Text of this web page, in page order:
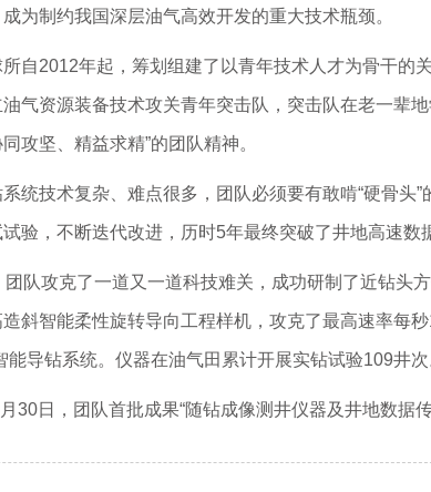
为制约我国深层油气高效开发的重大技术瓶颈。
自2012年起，筹划组建了以青年技术人才为骨干的
气资源装备技术攻关青年突击队，突击队在老一辈
攻坚、精益求精”的团队精神。
统技术复杂、难点很多，团队必须要有敢啃“硬骨
验，不断迭代改进，历时5年最终突破了井地高速数
团队攻克了一道又一道科技难关，成功研制了近钻头
斜智能柔性旋转导向工程样机，攻克了最高速率每
能导钻系统。仪器在油气田累计开展实钻试验109井次
30日，团队首批成果“随钻成像测井仪器及井地数据